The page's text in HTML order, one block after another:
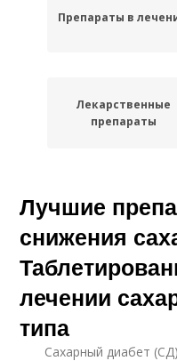
Препараты в
Лекарственные
препараты
Лучшие
снижения
лечении
типа
Сахарный диабет (СД)